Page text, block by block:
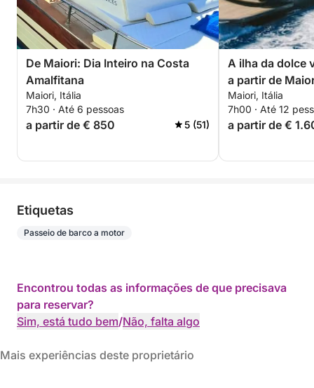
De Maiori: Dia Inteiro na Costa
Amalfitana
Maiori, Itália
7h30 · Até 6 pessoas
a partir de € 850 5 (51)
A ilha da dolce
a partir de
Maiori, Itália
7h00 · Até 12
a partir de €
Etiquetas
Passeio de barco a motor
Encontrou todas as informações de que precisava
para reservar?
Sim, está tudo bem/Não, falta algo
Mais experiências deste proprietário